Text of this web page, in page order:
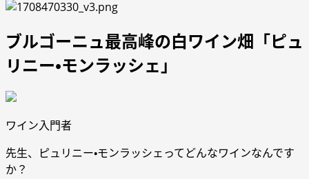
ブルゴーニュ最高峰の白ワイン畑「ピュ
リニー・モンラッシェ」
ワイン入門者
先生、ピュリニー・モンラッシェってどんなワインなんです
か？